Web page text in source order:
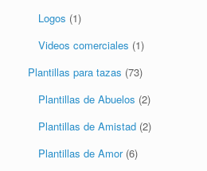
Logos (1)
Videos comerciales (1)
Plantillas para tazas (73)
Plantillas de Abuelos (2)
Plantillas de Amistad (2)
Plantillas de Amor (6)